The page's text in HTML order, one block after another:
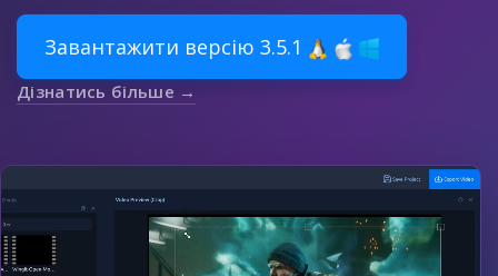
Завантажити версію 3.5.1
Дізнатись більше →